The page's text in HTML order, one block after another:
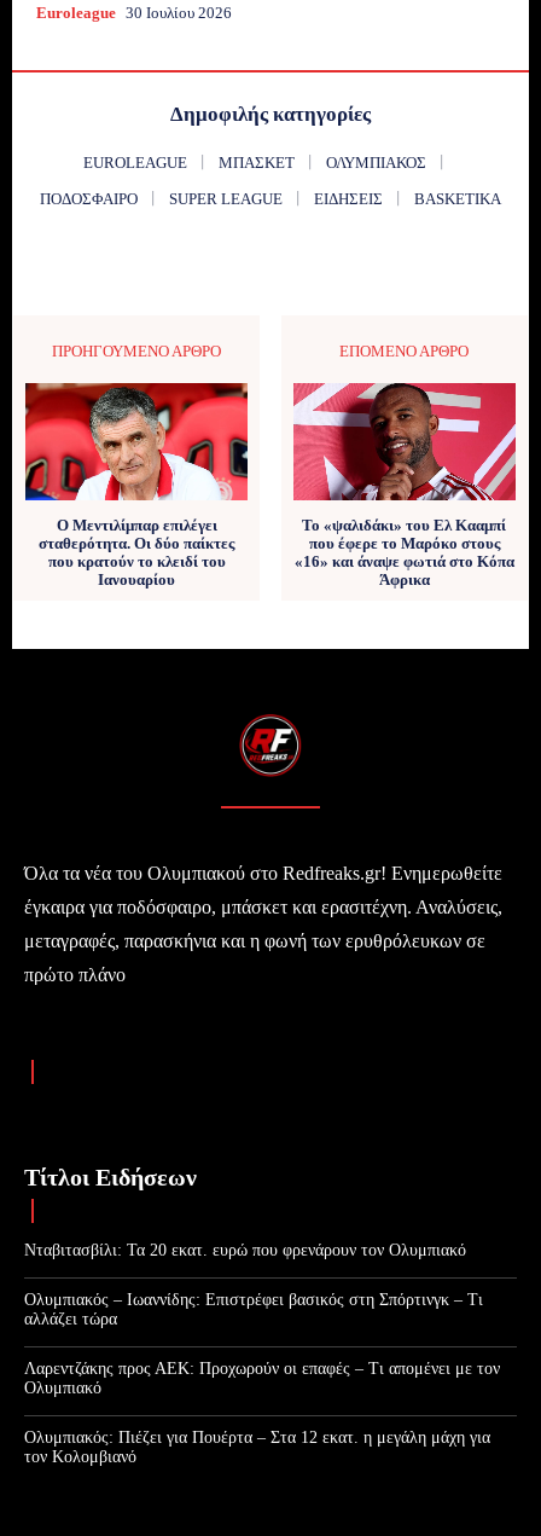
Euroleague 30 Ιουλίου 2026
Δημοφιλής κατηγορίες
EUROLEAGUE ΜΠΆΣΚΕΤ
ΟΛΥΜΠΙΑΚΌΣ
ΠΟΔΌΣΦΑΙΡΟ
SUPER LEAGUE ΕΙΔΉΣΕΙΣ BASKETIKA
ΠΡΟΗΓΟΎΜΕΝΟ ΆΡΘΡΟ
Ο Μεντιλίμπαρ επιλέγει
σταθερότητα. Οι δύο παίκτες
που κρατούν το κλειδί του
Ιανουαρίου
ΕΠΌΜΕΝΟ ΆΡΘΡΟ
Το «ψαλιδάκι» του Ελ Κααμπί
που έφερε το Μαρόκο στους
«16» και άναψε φωτιά στο Κόπα
Άφρικα
Όλα τα νέα του Ολυμπιακού στο Redfreaks.gr! Ενημερωθείτε
έγκαιρα για ποδόσφαιρο, μπάσκετ και ερασιτέχνη. Αναλύσεις,
μεταγραφές, παρασκήνια και η φωνή των ερυθρόλευκων σε
πρώτο πλάνο
Τίτλοι Ειδήσεων
Νταβιτασβίλι: Τα 20 εκατ. ευρώ που φρενάρουν τον Ολυμπιακό
Ολυμπιακός – Ιωαννίδης: Επιστρέφει βασικός στη Σπόρτινγκ – Τι
αλλάζει τώρα
Λαρεντζάκης προς ΑΕΚ: Προχωρούν οι επαφές – Τι απομένει με τον
Ολυμπιακό
Ολυμπιακός: Πιέζει για Πουέρτα – Στα 12 εκατ. η μεγάλη μάχη για
τον Κολομβιανό